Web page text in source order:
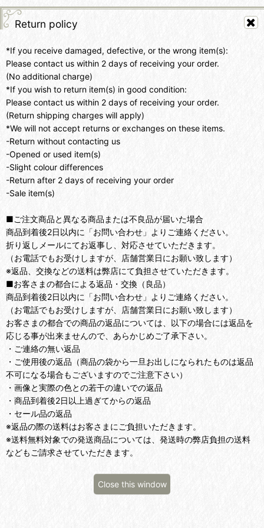
Return policy
*If you receive damaged, defective, or the wrong item(s):
Please contact us within 2 days of receiving your order.
(No additional charge)
*If you wish to return item(s) in good condition:
Please contact us within 2 days of receiving your order.
(Return shipping charges will apply)
*We will not accept returns or exchanges on these items.
-Return without contacting us
-Opened or used item(s)
-Slight colour differences
-Return after 2 days of receiving your order
-Sale item(s)
■ご注文商品と異なる商品または不良品が届いた場合
商品到着後2日以内に「お問い合わせ」よりご連絡ください。
折り返しメールにてお返事し、対応させていただきます。
（お電話でもお受けしますが、店舗営業日にお願い致します）
※返品、交換などの送料は弊店にて負担させていただきます。
■お客さまの都合による返品・交換（良品）
商品到着後2日以内に「お問い合わせ」よりご連絡ください。
（お電話でもお受けしますが、店舗営業日にお願い致します）
お客さまの都合での商品の返品については、以下の場合には返品を
応じる事が出来ませんので、あらかじめご了承下さい。
・ご連絡の無い返品
・ご使用後の返品（商品の袋から一旦お出しになられたものは返品
不可になる場合もございますのでご注意下さい）
・画像と実際の色との若干の違いでの返品
・商品到着後2日以上過ぎてからの返品
・セール品の返品
※返品の際の送料はお客さまにご負担いただきます。
※送料無料対象での発送商品については、発送時の弊店負担の送料
などもご請求させていただきます。
Close this window